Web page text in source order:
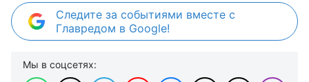
Следите за событиями вместе с
Главредом в Google!
Мы в соцсетях: